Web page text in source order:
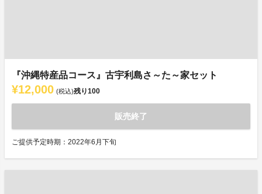
『沖縄特産品コース』古宇利島さ～た～家セット
¥12,000 (税込)残り100
販売終了
ご提供予定時期：2022年6月下旬